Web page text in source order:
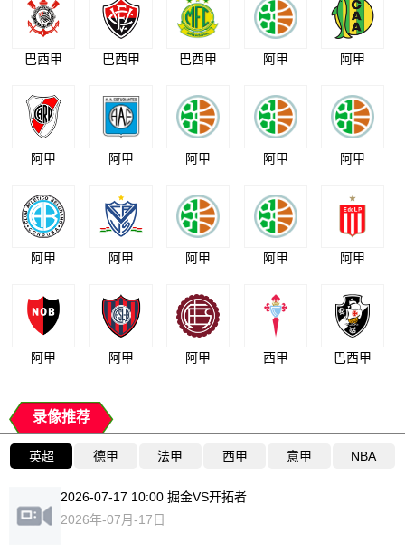
巴西甲 巴西甲 巴西甲 阿甲 阿甲
阿甲 阿甲 阿甲 阿甲 阿甲
阿甲 阿甲 阿甲 阿甲 阿甲
阿甲 阿甲 阿甲 西甲 巴西甲
录像推荐
英超 德甲 法甲 西甲 意甲 NBA
2026-07-17 10:00 掘金VS开拓者
2026年-07月-17日